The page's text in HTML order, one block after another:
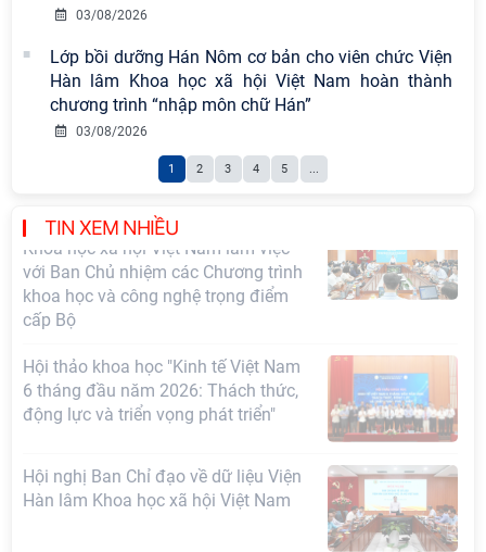
03/08/2026
Lớp bồi dưỡng Hán Nôm cơ bản cho viên chức Viện
Hàn lâm Khoa học xã hội Việt Nam hoàn thành
chương trình “nhập môn chữ Hán”
03/08/2026
1 2 3 4 5 ...
TIN XEM NHIỀU
những kinh nghiệm quan trọng của
Cộng sản Việt Nam trong lãnh đạo
sự nghiệp xây dựng chủ nghĩa xã hội
Hội nghị Lãnh đạo Viện Hàn lâm
Khoa học xã hội Việt Nam làm việc
với Ban Chủ nhiệm các Chương trình
cấp Bộ
Hội thảo khoa học "Kinh tế Việt Nam
6 tháng đầu năm 2026: Thách thức,
động lực và triển vọng phát triển"
Hội nghị Ban Chỉ đạo về dữ liệu Viện
Hàn lâm Khoa học xã hội Việt Nam
Hội thảo quốc tế "Không gian phát
triển Việt Nam trong kỷ nguyên mới: